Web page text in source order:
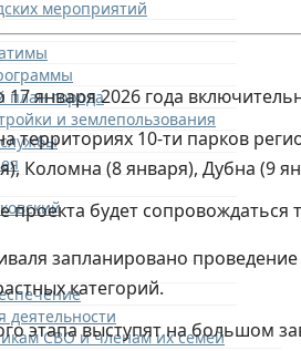
мероприятий
план города
и землепользования
деятельности
СВО и членам их семей
17 января 2026 года
территориях 10-ти парков
Коломна (8 января), Дубна (9
будет сопровождаться
запланировано
категорий.
этапа выступят на большом